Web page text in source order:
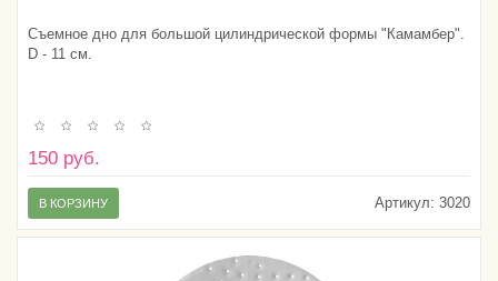
Съемное дно для большой цилиндрической формы "Камамбер".
D - 11 см.
150 руб.
Артикул: 3020
В КОРЗИНУ